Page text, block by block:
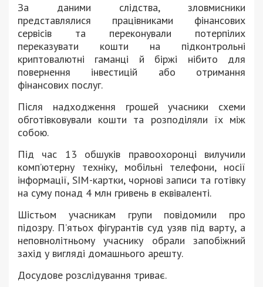
За даними слідства, зловмисники
представлялися працівниками фінансових
сервісів та переконували потерпілих
переказувати кошти на підконтрольні
криптовалютні гаманці й біржі нібито для
повернення інвестицій або отримання
фінансових послуг.
Після надходження грошей учасники схеми
обготівковували кошти та розподіляли їх між
собою.
Під час 13 обшуків правоохоронці вилучили
комп’ютерну техніку, мобільні телефони, носії
інформації, SIM-картки, чорнові записи та готівку
на суму понад 4 млн гривень в еквіваленті.
Шістьом учасникам групи повідомили про
підозру. П’ятьох фігурантів суд узяв під варту, а
неповнолітньому учаснику обрали запобіжний
захід у вигляді домашнього арешту.
Досудове розслідування триває.